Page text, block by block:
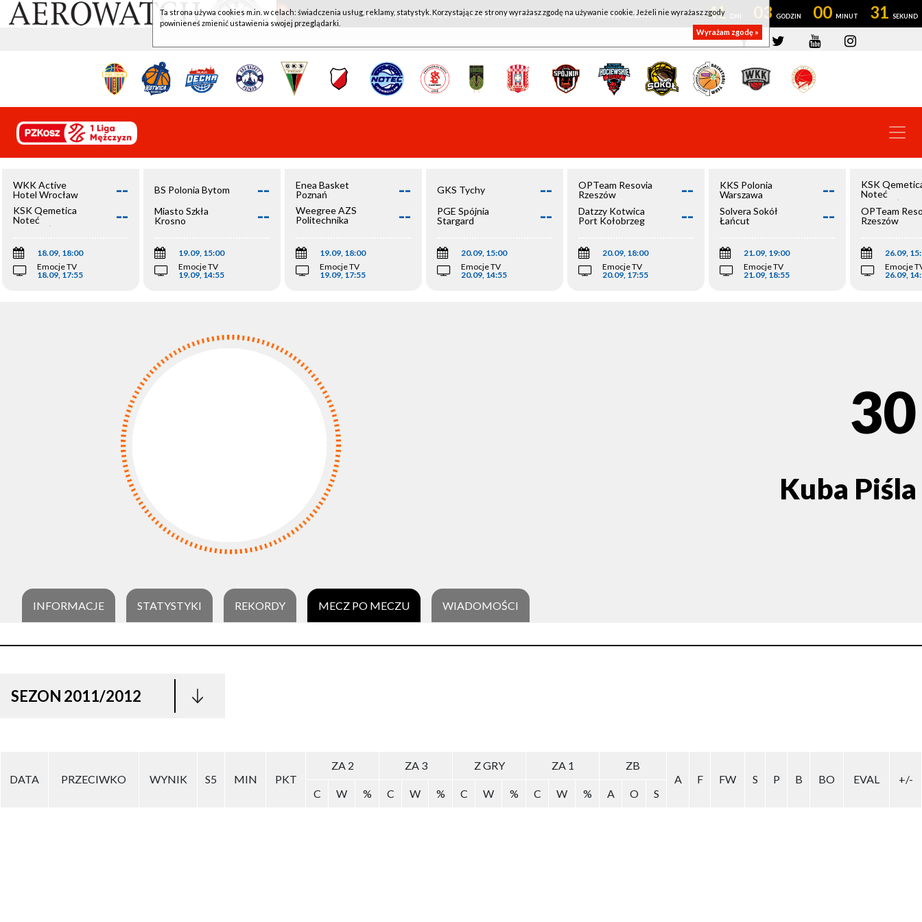
WKK ACTIVE HOTEL WROCŁAW - KSK QEMETICA NOTEĆ INOWROCŁAW 41 03 00 31
WKK Active
Hotel Wrocław
--
KSK Qemetica
Noteć
Inowrocław
--
18.09, 18:00
Emocje TV
18.09, 17:55
BS Polonia Bytom --
Miasto Szkła
Krosno
--
19.09, 15:00
Emocje TV
19.09, 14:55
Enea Basket
Poznań
--
Weegree AZS
Politechnika
--
19.09, 18:00
Emocje TV
19.09, 17:55
GKS Tychy --
PGE Spójnia
Stargard
--
20.09, 15:00
Emocje TV
20.09, 14:55
OPTeam Resovia
Rzeszów
--
Datzzy Kotwica
Port Kołobrzeg
--
20.09, 18:00
Emocje TV
20.09, 17:55
KKS Polonia
Warszawa
--
Solvera Sokół
Łańcut
--
21.09, 19:00
Emocje TV
21.09, 18:55
KSK
Noteć
Inowrocław
OPTeam
Rzeszów
26.09,
Emocje
26.09,
30
Kuba Piśla
INFORMACJE STATYSTYKI REKORDY MECZ PO MECZU WIADOMOŚCI
SEZON 2011/2012
DATA PRZECIWKO WYNIK S5 MIN PKT
ZA 2 ZA 3 Z GRY ZA 1
ZB
A
F FW S P B BO EVAL
+/-
C
W % C W % C W % C W % A O S
Ta strona używa cookies m.in. w celach: świadczenia usług, reklamy, statystyk. Korzystając ze strony wyrażasz zgodę na używanie cookie. Jeżeli nie wyrażasz zgody
powinieneś zmienić ustawienia swojej przeglądarki.
Wyrażam zgodę »